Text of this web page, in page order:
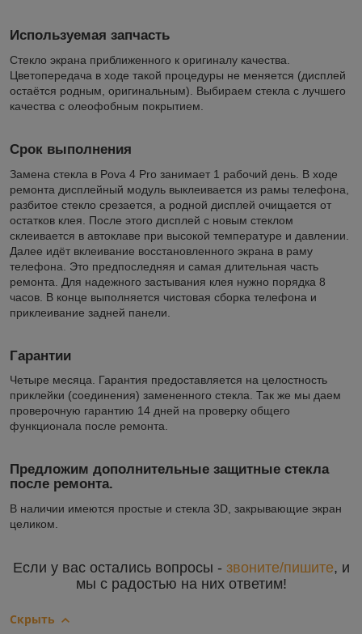
Используемая запчасть
Стекло экрана приближенного к оригиналу качества.
Цветопередача в ходе такой процедуры не меняется (дисплей
остаётся родным, оригинальным). Выбираем стекла с лучшего
качества с олеофобным покрытием.
Срок выполнения
Замена стекла в Pova 4 Pro занимает 1 рабочий день. В ходе
ремонта дисплейный модуль выклеивается из рамы телефона,
разбитое стекло срезается, а родной дисплей очищается от
остатков клея. После этого дисплей с новым стеклом
склеивается в автоклаве при высокой температуре и давлении.
Далее идёт вклеивание восстановленного экрана в раму
телефона. Это предпоследняя и самая длительная часть
ремонта. Для надежного застывания клея нужно порядка 8
часов. В конце выполняется чистовая сборка телефона и
приклеивание задней панели.
Гарантии
Четыре месяца. Гарантия предоставляется на целостность
приклейки (соединения) замененного стекла. Так же мы даем
проверочную гарантию 14 дней на проверку общего
функционала после ремонта.
Предложим дополнительные защитные стекла
после ремонта.
В наличии имеются простые и стекла 3D, закрывающие экран
целиком.
Если у вас остались вопросы - звоните/пишите, и
мы с радостью на них ответим!
Скрыть